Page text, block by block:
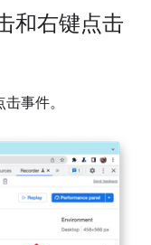
和右键点击
事件。